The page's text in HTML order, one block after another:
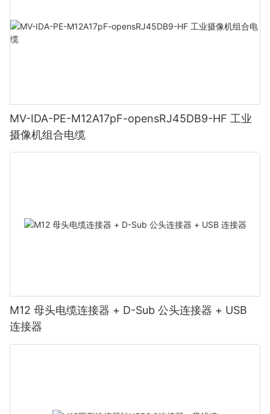
MV-IDA-PE-M12A17pF-opensRJ45DB9-HF 工业
摄像机组合电缆
M12 母头电缆连接器 + D-Sub 公头连接器 + USB
连接器